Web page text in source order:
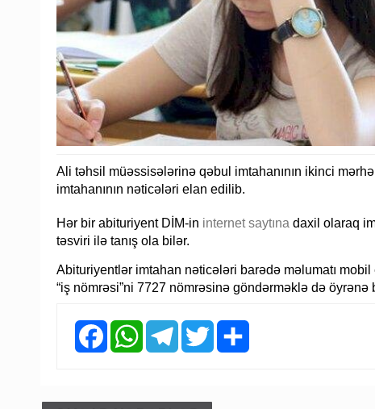
Ali təhsil müəssisələrinə qəbul imtahanının ikinci
imtahanının nəticələri elan edilib.
Hər bir abituriyent DİM-in internet saytına daxil olaraq
təsviri ilə tanış ola bilər.
Abituriyentlər imtahan nəticələri barədə məlumatı
“iş nömrəsi”ni 7727 nömrəsinə göndərməklə də öyrənə
FacebookWhatsAppTelegramTwitter